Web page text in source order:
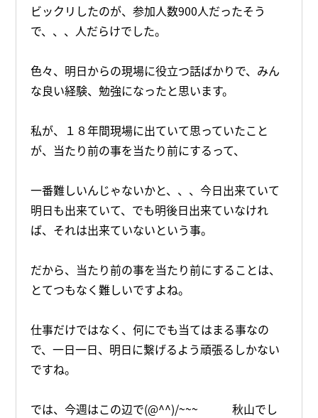
ビックリしたのが、参加人数900人だったそう
で、、、人だらけでした。
色々、明日からの現場に役立つ話ばかりで、みん
な良い経験、勉強になったと思います。
私が、１８年間現場に出ていて思っていたこと
が、当たり前の事を当たり前にするって、
一番難しいんじゃないかと、、、今日出来ていて
明日も出来ていて、でも明後日出来ていなけれ
ば、それは出来ていないという事。
だから、当たり前の事を当たり前にすることは、
とてつもなく難しいですよね。
仕事だけではなく、何にでも当てはまる事なの
で、一日一日、明日に繋げるよう頑張るしかない
ですね。
では、今週はこの辺で(@^^)/~~~ 秋山でし